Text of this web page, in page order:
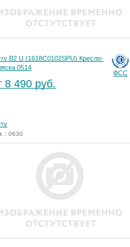
ФСС
B2 U (1618С0102SPU) Кресло-
0514
8 490 руб.
: 0630